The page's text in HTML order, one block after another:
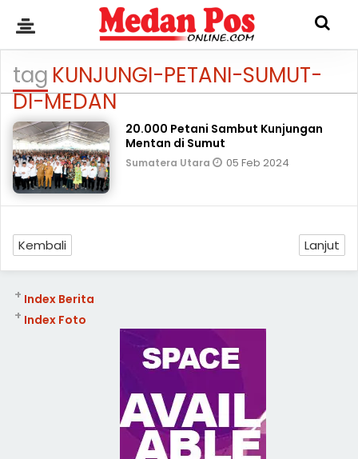
tag KUNJUNGI-PETANI-SUMUT-
DI-MEDAN
20.000 Petani Sambut Kunjungan
Mentan di Sumut
Sumatera Utara 05 Feb 2024
Kembali Lanjut
Index Berita
+
Index Foto
+